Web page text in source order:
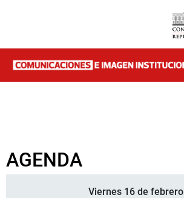
AGENDA
Viernes 16 de febrero